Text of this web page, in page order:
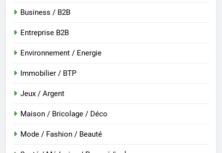
Business / B2B
Entreprise B2B
Environnement / Energie
Immobilier / BTP
Jeux / Argent
Maison / Bricolage / Déco
Mode / Fashion / Beauté